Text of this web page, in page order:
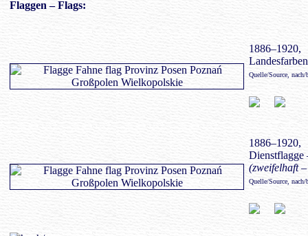
Flaggen – Flags:
1886–1920,
Quelle/Source,
1886–1920,
(zweifelhaft
Quelle/Source,